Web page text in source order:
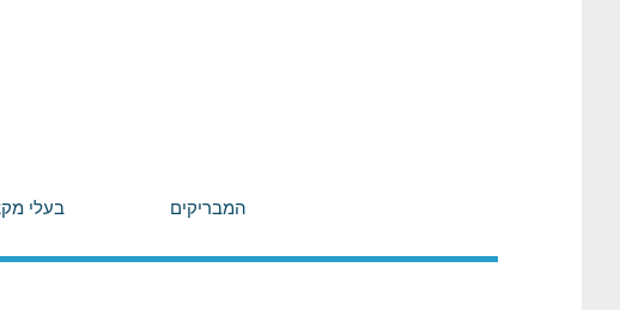
המבריקים בעלי